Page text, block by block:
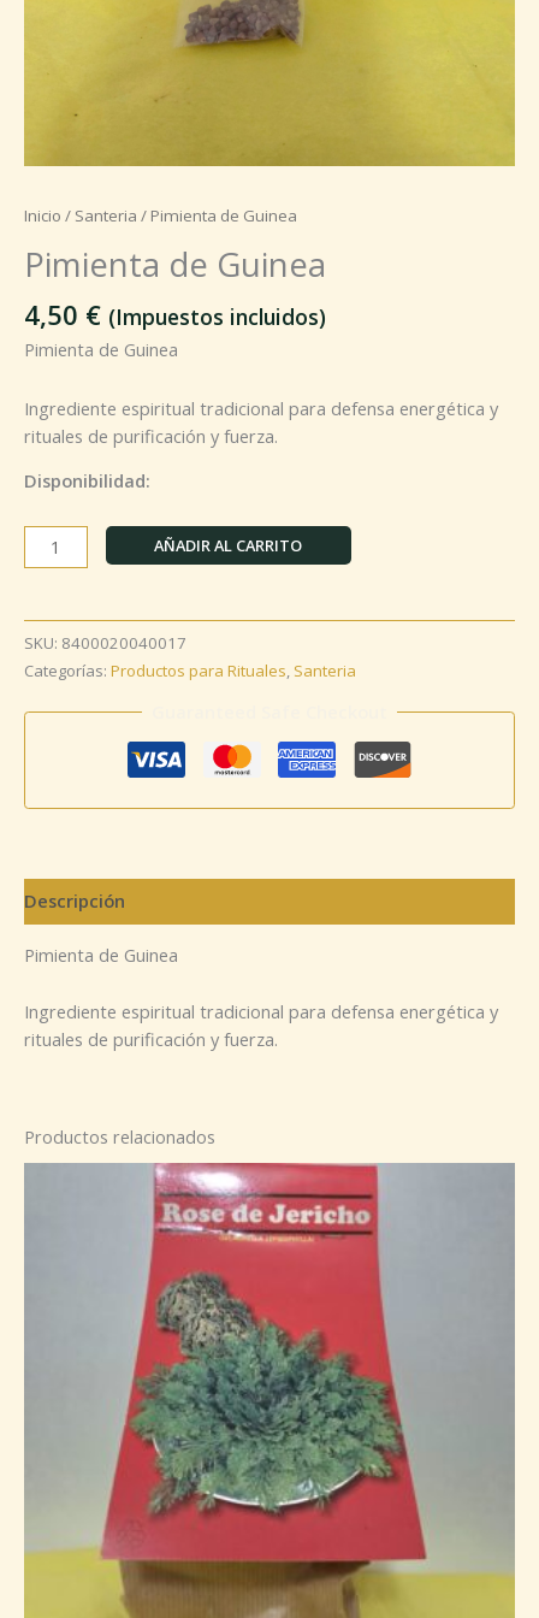
Inicio / Santeria / Pimienta de Guinea
Pimienta de Guinea
4,50 € (Impuestos incluidos)
Pimienta de Guinea
Ingrediente espiritual tradicional para defensa energética y
rituales de purificación y fuerza.
Disponibilidad:
AÑADIR AL CARRITO
SKU: 8400020040017
Categorías: Productos para Rituales, Santeria
Descripción
Pimienta de Guinea
Ingrediente espiritual tradicional para defensa energética y
rituales de purificación y fuerza.
Productos relacionados